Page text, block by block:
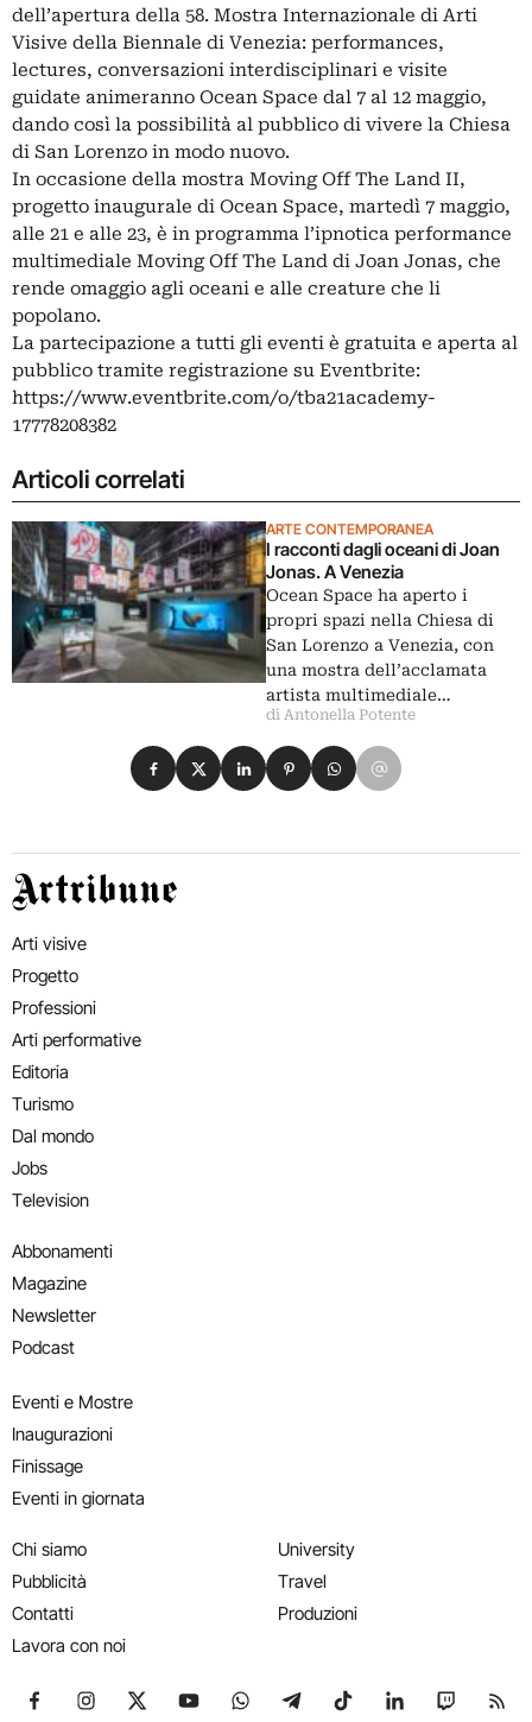
dell’apertura della 58. Mostra Internazionale di Arti
Visive della Biennale di Venezia: performances,
lectures, conversazioni interdisciplinari e visite
guidate animeranno Ocean Space dal 7 al 12 maggio,
dando così la possibilità al pubblico di vivere la Chiesa
di San Lorenzo in modo nuovo.
In occasione della mostra Moving Off The Land II,
progetto inaugurale di Ocean Space, martedì 7 maggio,
alle 21 e alle 23, è in programma l’ipnotica performance
multimediale Moving Off The Land di Joan Jonas, che
rende omaggio agli oceani e alle creature che li
popolano.
La partecipazione a tutti gli eventi è gratuita e aperta al
pubblico tramite registrazione su Eventbrite:
https://www.eventbrite.com/o/tba21academy-
17778208382
Articoli correlati
ARTE CONTEMPORANEA
I racconti dagli oceani di Joan
Jonas. A Venezia
Ocean Space ha aperto i
propri spazi nella Chiesa di
San Lorenzo a Venezia, con
una mostra dell’acclamata
artista multimediale…
di Antonella Potente
Condividi su Facebook
Condividi su X
Condividi su LinkedIn
Condividi su Pinterest
Condividi su WhatsApp
Condividi su Email
Artribune
Arti visive
Progetto
Professioni
Arti performative
Editoria
Turismo
Dal mondo
Jobs
Television
Abbonamenti
Magazine
Newsletter
Podcast
Eventi e Mostre
Inaugurazioni
Finissage
Eventi in giornata
Chi siamo
Pubblicità
Contatti
Lavora con noi
University
Travel
Produzioni
Seguici su Facebook
Seguici su Instagram
Seguici su X
Seguici su YouTube
Seguici su WhatsApp
Seguici su Telegram
Seguici su TikTok
Seguici su
Seguici